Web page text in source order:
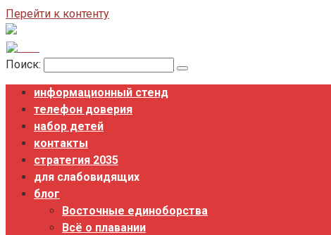
Перейти к контенту
Поиск:
информационный стенд
телефон доверия
набор детей
контакты
стратегия 2035
для слабовидящих
блог
Восточные единоборства
Всё о плавании